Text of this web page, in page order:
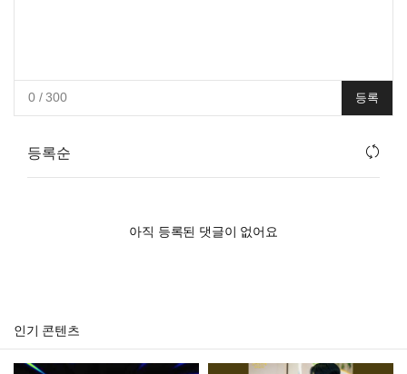
0/ 300 등록
등록순
아직 등록된 댓글이 없어요
인기 콘텐츠